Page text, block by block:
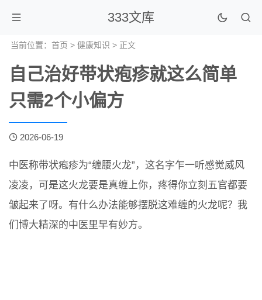
333文库
当前位置： 首页 > 健康知识 > 正文
自己治好带状疱疹就这么简单
只需2个小偏方
2026-06-19
中医称带状疱疹为“缠腰火龙”，这名字乍一听感觉威风
凌凌，可是这火龙要是真缠上你，疼得你立刻五官都要
皱起来了呀。有什么办法能够摆脱这难缠的火龙呢？我
们博大精深的中医里早有妙方。